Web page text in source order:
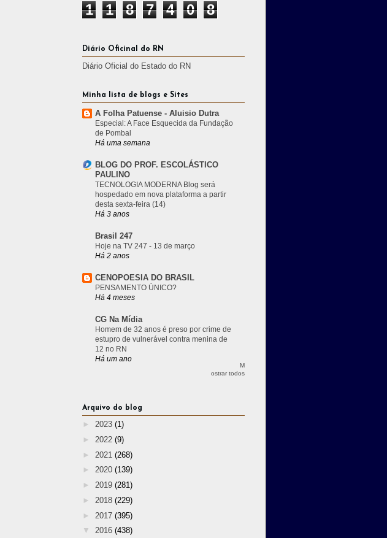
1 1 8 7 4 0 8
Diário Oficinal do RN
Diário Oficial do Estado do RN
Minha lista de blogs e Sites
A Folha Patuense - Aluisio Dutra
Especial: A Face Esquecida da Fundação
de Pombal
Há uma semana
BLOG DO PROF. ESCOLÁSTICO
PAULINO
TECNOLOGIA MODERNA Blog será
hospedado em nova plataforma a partir
desta sexta-feira (14)
Há 3 anos
Brasil 247
Hoje na TV 247 - 13 de março
Há 2 anos
CENOPOESIA DO BRASIL
PENSAMENTO ÚNICO?
Há 4 meses
CG Na Mídia
Homem de 32 anos é preso por crime de
estupro de vulnerável contra menina de
12 no RN
Há um ano
M
ostrar todos
Arquivo do blog
► 2023 (1)
► 2022 (9)
► 2021 (268)
► 2020 (139)
► 2019 (281)
► 2018 (229)
► 2017 (395)
▼ 2016 (438)